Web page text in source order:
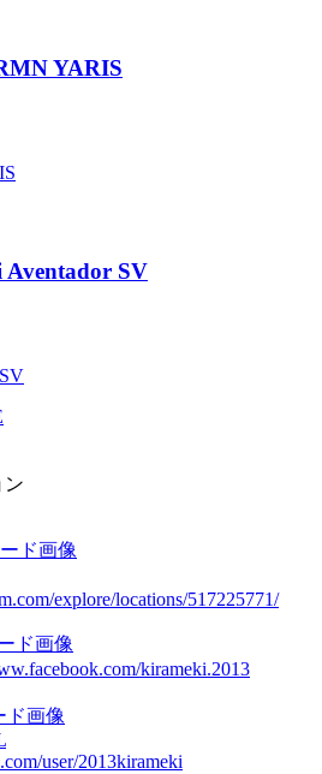
YARIS
SV
explore/locations/517225771/
kirameki.2013
user/2013kirameki